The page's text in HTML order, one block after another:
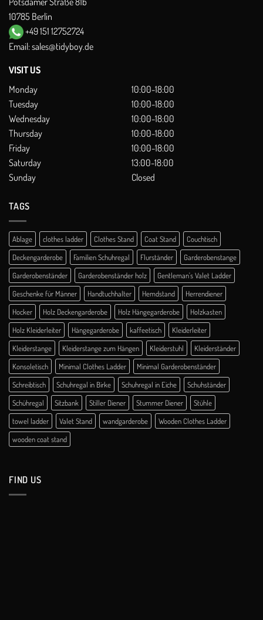
10785 Berlin
+49 151 12752724
Email:sales@tidyboy.de
VISIT US
Monday
10:00-18:00
Tuesday
10:00-18:00
Wednesday
10:00-18:00
Thursday
10:00-18:00
Friday
10:00-18:00
Saturday
13:00-18:00
Sunday
Closed
TAGS
Ablage clothes ladder Clothes Stand Coat Stand
Couchtisch
Deckengarderobe
Familien Schuhregal Flurständer
Garderobenstange
Garderobenständer
Garderobenständer holz
Gentleman's Valet Ladder
Geschenke für Männer
Handtuchhalter Hemdstand
Herrendiener
Hocker
Holz Deckengarderobe Holz Hängegarderobe
Holzkasten
Holz Kleiderleiter
Hängegarderobe kaffeetisch
Kleiderleiter
Kleiderstange
Kleiderstange zum Hängen Kleiderstuhl
Kleiderständer
Konsoletisch
Minimal Clothes Ladder
Minimal Garderobenständer
Schreibtisch
Schuhregal in Birke Schuhregal in Eiche
Schuhständer
Schühregal
Sitzbank Stiller Diener Stummer Diener
Stühle
towel ladder
Valet Stand wandgarderobe
Wooden Clothes Ladder
wooden coat stand
FIND US